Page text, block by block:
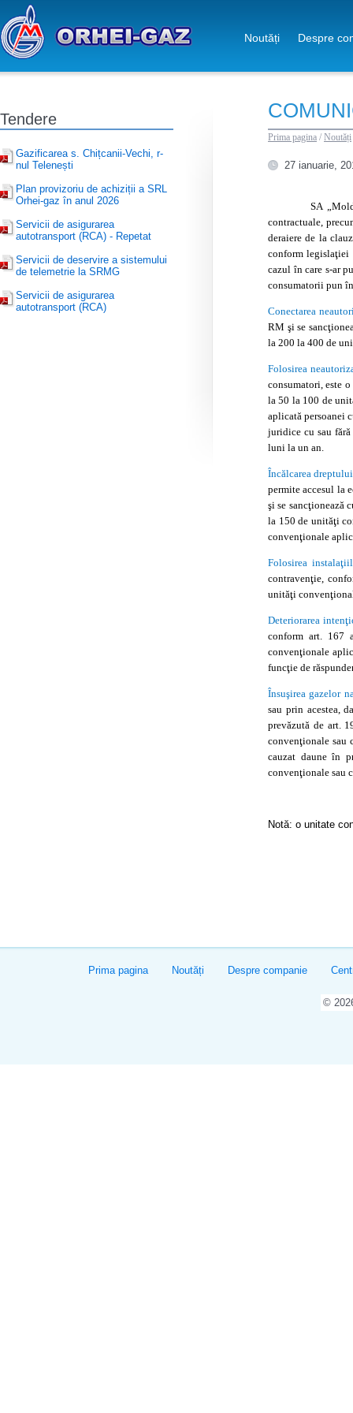
Noutăți Despre
Tendere
Gazificarea s. Chițcanii-Vechi, r-
nul Telenești
Plan provizoriu de achiziții a SRL
Orhei-gaz în anul 2026
Servicii de asigurarea
autotransport (RCA) - Repetat
Servicii de deservire a sistemului
de telemetrie la SRMG
Servicii de asigurarea
autotransport (RCA)
Prima pagina / Noutăți
27 ianuarie,
SA
contractuale,
deraiere de la
conform legislaţiei
cazul în care s-ar
consumatorii pun
Conectarea
RM şi se
la 200 la 400 de
Folosirea
consumatori, este
la 50 la 100 de
aplicată persoanei
juridice cu sau
luni la un an.
Încălcarea
permite accesul la
şi se sancţionează
la 150 de unităţi
convenţionale
Folosirea
contravenţie,
unităţi
Deteriorarea
conform art. 167
convenţionale
funcţie de
Însuşirea gazelor
sau prin acestea,
prevăzută de art.
convenţionale sau
cauzat daune în
convenţionale sau
Notă: o unitate
Prima pagina Noutăți Despre companie
©